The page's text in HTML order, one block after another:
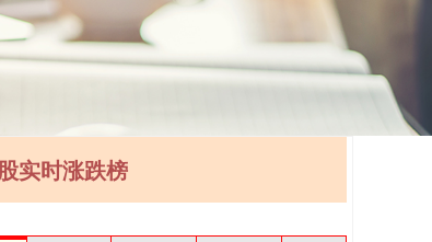
实时涨跌榜